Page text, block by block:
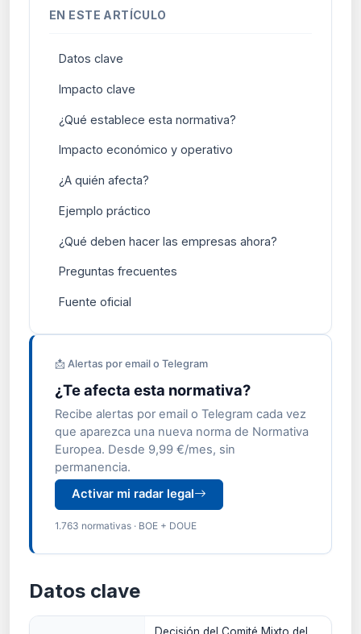
EN ESTE ARTÍCULO
Datos clave
Impacto clave
¿Qué establece esta normativa?
Impacto económico y operativo
¿A quién afecta?
Ejemplo práctico
¿Qué deben hacer las empresas ahora?
Preguntas frecuentes
Fuente oficial
📩 Alertas por email o Telegram
¿Te afecta esta normativa?
Recibe alertas por email o Telegram cada vez
que aparezca una nueva norma de Normativa
Europea. Desde 9,99 €/mes, sin
permanencia.
Activar mi radar legal
1.763 normativas · BOE + DOUE
Datos clave